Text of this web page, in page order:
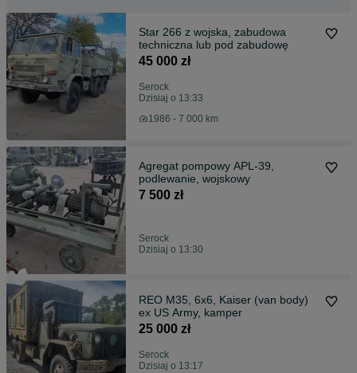
Star 266 z wojska, zabudowa
techniczna lub pod zabudowę
45 000 zł
Serock
Dzisiaj o 13:33
1986 - 7 000 km
Agregat pompowy APL-39,
podlewanie, wojskowy
7 500 zł
Serock
Dzisiaj o 13:30
REO M35, 6x6, Kaiser (van body)
ex US Army, kamper
25 000 zł
Serock
Dzisiaj o 13:17